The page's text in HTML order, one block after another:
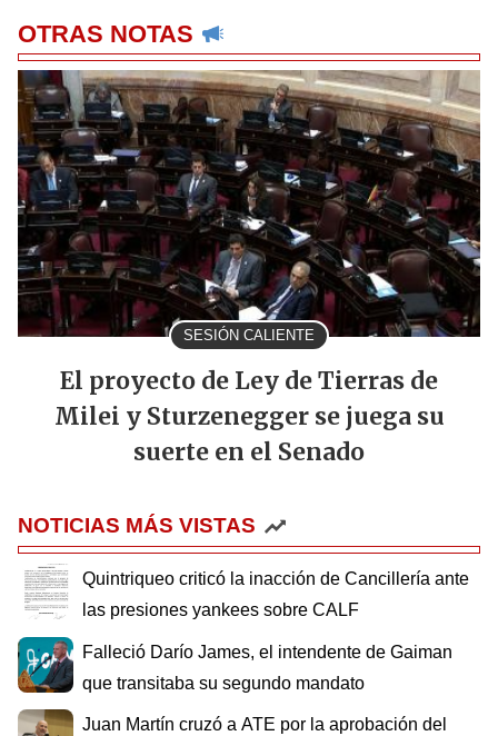
OTRAS NOTAS
SESIÓN CALIENTE
El proyecto de Ley de Tierras de
Milei y Sturzenegger se juega su
suerte en el Senado
NOTICIAS MÁS VISTAS
Quintriqueo criticó la inacción de Cancillería ante
las presiones yankees sobre CALF
Falleció Darío James, el intendente de Gaiman
que transitaba su segundo mandato
Juan Martín cruzó a ATE por la aprobación del